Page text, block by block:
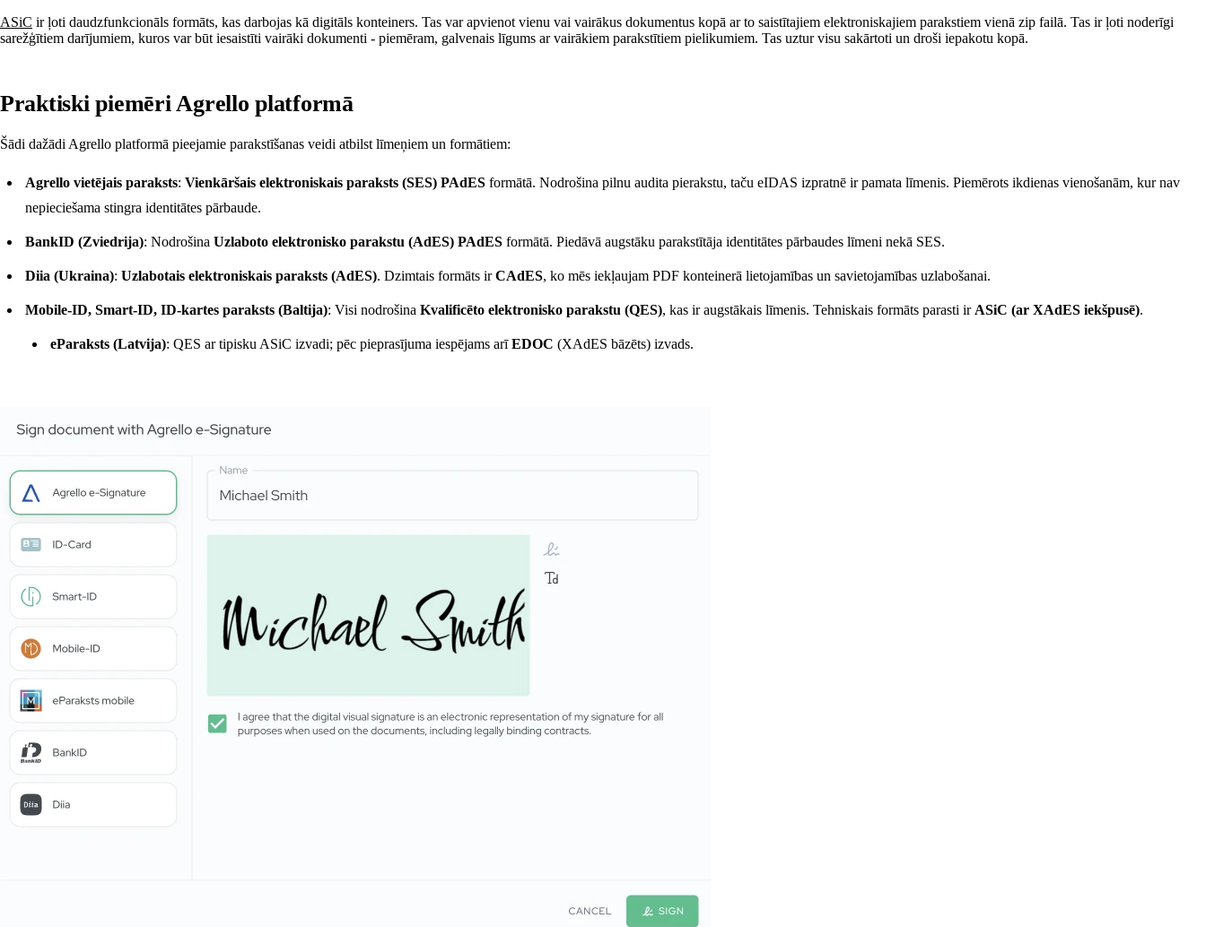
ASiC ir ļoti daudzfunkcionāls formāts, kas darbojas kā digitāls konteiners. Tas var apvienot vienu vai vairākus dokumentus kopā ar to saistītajiem elektroniskajiem parakstiem vienā zip failā. Tas ir ļoti noderīgi
sarežģītiem darījumiem, kuros var būt iesaistīti vairāki dokumenti - piemēram, galvenais līgums ar vairākiem parakstītiem pielikumiem. Tas uztur visu sakārtoti un droši iepakotu kopā.
Praktiski piemēri Agrello platformā
Šādi dažādi Agrello platformā pieejamie parakstīšanas veidi atbilst līmeņiem un formātiem:
Agrello vietējais paraksts: Vienkāršais elektroniskais paraksts (SES) PAdES formātā. Nodrošina pilnu audita pierakstu, taču eIDAS izpratnē ir pamata līmenis. Piemērots ikdienas vienošanām, kur nav
nepieciešama stingra identitātes pārbaude.
BankID (Zviedrija): Nodrošina Uzlaboto elektronisko parakstu (AdES) PAdES formātā. Piedāvā augstāku parakstītāja identitātes pārbaudes līmeni nekā SES.
Diia (Ukraina): Uzlabotais elektroniskais paraksts (AdES). Dzimtais formāts irCAdES, ko mēs iekļaujam PDF konteinerā lietojamības un savietojamības uzlabošanai.
Mobile-ID, Smart-ID, ID-kartes paraksts (Baltija): Visi nodrošina Kvalificēto elektronisko parakstu (QES), kas ir augstākais līmenis. Tehniskais formāts parasti ir ASiC (ar XAdES iekšpusē).
eParaksts (Latvija): QES ar tipisku ASiC izvadi; pēc pieprasījuma iespējams arīEDOC (XAdES bāzēts) izvads.